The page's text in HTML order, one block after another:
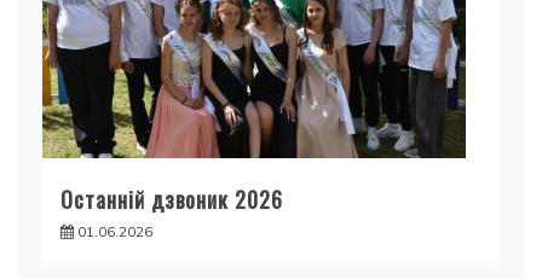
Останній дзвоник 2026
01.06.2026